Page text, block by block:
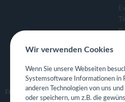
FOLGE UNS
Wir verwenden Cookies
Wenn Sie unsere Webseiten
Systemsoftware Informationen in
anderen Technologien von uns
oder speichern, um z.B. die